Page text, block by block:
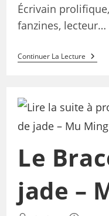
Écrivain
fanzines, lecteur…
Continuer La Lecture
Le
jade –